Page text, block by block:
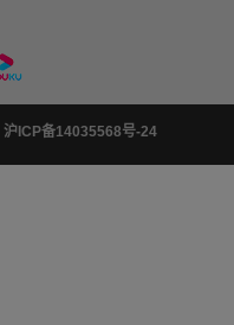
沪ICP备14035568号-24